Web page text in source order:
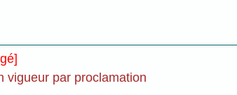
vigueur par proclamation